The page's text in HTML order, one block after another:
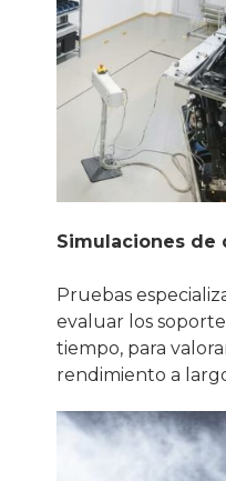
Simulaciones de
Pruebas
evaluar los
tiempo, para
rendimiento a